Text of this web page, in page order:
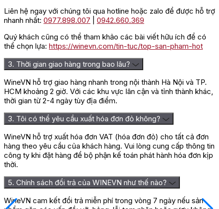
Liên hệ ngay với chúng tôi qua hotline hoặc zalo để được hỗ trợ
nhanh nhất: 0977.898.007
0942.660.369
Quý khách cũng có thể tham khảo các bài viết hữu ích để có
thể chọn lựa: https://winevn.com/tin-tuc/top-san-pham-hot
3. Thời gian giao hàng trong bao lâu?
WineVN hỗ trợ giao hàng nhanh trong nội thành Hà Nội và TP.
HCM khoảng 2 giờ. Với các khu vực lân cận và tỉnh thành khác,
thời gian từ 2-4 ngày tùy địa điểm.
3. Tôi có thể yêu cầu xuất hóa đơn đỏ không?
WineVN hỗ trợ xuất hóa đơn VAT (hóa đơn đỏ) cho tất cả đơn
hàng theo yêu cầu của khách hàng. Vui lòng cung cấp thông tin
công ty khi đặt hàng để bộ phận kế toán phát hành hóa đơn kịp
thời.
5. Chính sách đổi trả của WINEVN như thế nào?
WineVN cam kết đổi trả miễn phí trong vòng 7 ngày nếu sản